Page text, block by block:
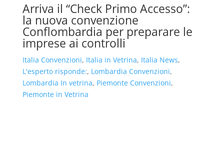
Arriva il “Check Primo Accesso”:
la nuova convenzione
Conflombardia per preparare le
imprese ai controlli
Italia Convenzioni, Italia in Vetrina, Italia News,
L'esperto risponde:, Lombardia Convenzioni,
Lombardia In vetrina, Piemonte Convenzioni,
Piemonte in Vetrina